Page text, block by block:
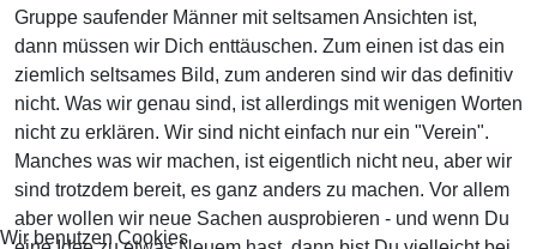
Gruppe saufender Männer mit seltsamen Ansichten ist,
dann müssen wir Dich enttäuschen. Zum einen ist das ein
ziemlich seltsames Bild, zum anderen sind wir das definitiv
nicht. Was wir genau sind, ist allerdings mit wenigen Worten
nicht zu erklären. Wir sind nicht einfach nur ein "Verein".
Manches was wir machen, ist eigentlich nicht neu, aber wir
sind trotzdem bereit, es ganz anders zu machen. Vor allem
aber wollen wir neue Sachen ausprobieren - und wenn Du
Wir benutzen Cookies